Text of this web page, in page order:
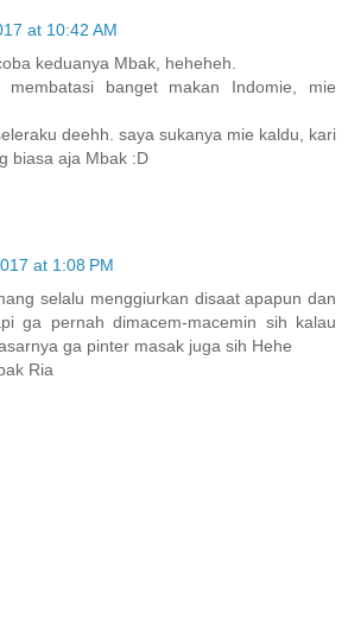
at 10:42 AM
keduanya Mbak, heheheh.
membatasi banget makan Indomie, mie
deehh. saya sukanya mie kaldu, kari
biasa aja Mbak :D
at 1:08 PM
selalu menggiurkan disaat apapun dan
ga pernah dimacem-macemin sih kalau
ga pinter masak juga sih Hehe
Ria